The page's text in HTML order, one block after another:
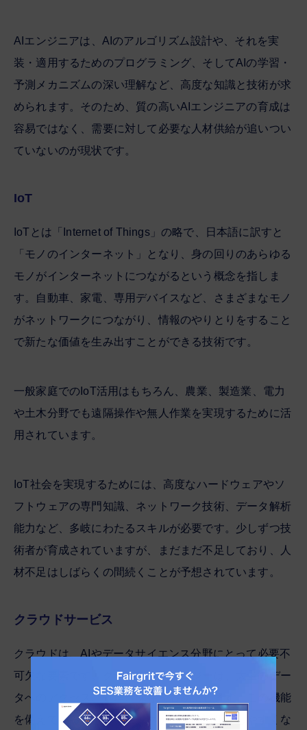
AIエンジニアは、AIのアルゴリズム設計や、それを実
装・適用するためのプログラミング、そしてAIの学習・
予測メカニズムの深い理解など、高度な知識と技術が求
められます。そのため、質の高いAIエンジニアの育成は
容易ではなく、需要に対して必要な人材供給が追いつい
ていないのが現状です。
IoT
IoTとは「Internet of Things」の略で、日本語に訳すと
「モノのインターネット」となり、身の回りのあらゆる
モノがインターネットにつながるという概念を指しま
す。自動車、家電、専用デバイスなど、さまざまなモノ
がネットワークにつながり、情報のやりとりをすること
で新たな価値を生み出すことができる技術です。
一般家庭でのIoT活用はもちろん、農業、製造業、電力
や土木分野でも遠隔操作や無人作業を実現するために活
用されています。
IoT社会を実現するためには、高度なハードウェアやソ
フトウェアの専門知識、ネットワーク技術、データ解析
能力など、多岐にわたるスキルが必要です。少しずつ技
術者が育成されていますが、まだまだ不足しており、人
材不足はしばらくの間続くことが予想されています。
クラウドサービス
クラウドは、AIやデータサイエンス分野にとって必要不
可欠な要素です。クラウドテクノロジーは、大量のデー
タへのアクセス、処理、保存を容易にします。この機能
を備えていることで、ビッグデータの活用がしやすくな